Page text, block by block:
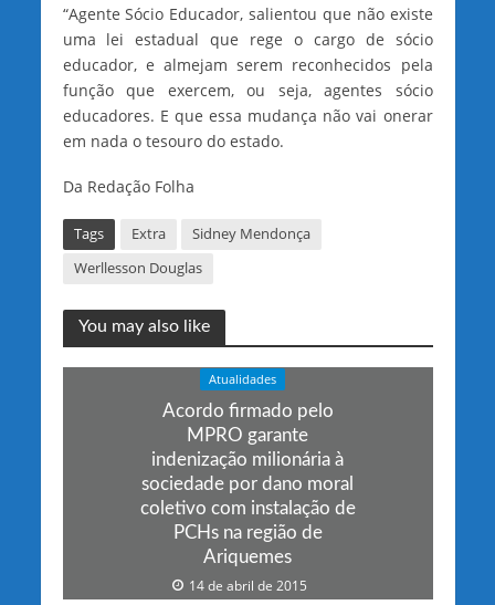
“Agente Sócio Educador, salientou que não existe
uma lei estadual que rege o cargo de sócio
educador, e almejam serem reconhecidos pela
função que exercem, ou seja, agentes sócio
educadores. E que essa mudança não vai onerar
em nada o tesouro do estado.
Da Redação Folha
Tags Extra
Sidney Mendonça
Werllesson Douglas
You may also like
Atualidades
Acordo firmado pelo
MPRO garante
indenização milionária à
sociedade por dano moral
coletivo com instalação de
PCHs na região de
Ariquemes
14 de abril de 2015